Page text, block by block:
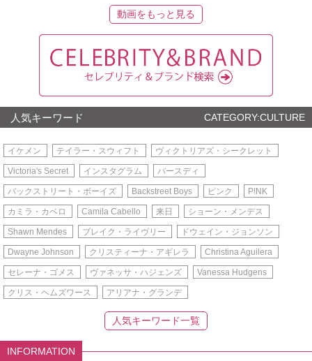
動画をもっと見る
人気キーワード CATEGORY:CULTURE
イケメン テイラー・スウィフト ヴィクトリアズ・シークレット
Victoria's Secret インスタグラム バースディ
バックストリート・ボーイズ Backstreet Boys ピンク P!NK
カミラ・カベロ Camila Cabello 来日 ショーン・メンデス
Shawn Mendes ブレイク・ライヴリー ドウェイン・ジョンソン
Dwayne Johnson クリスティーナ・アギレラ Christina Aguilera
セレーナ・ゴメス ヴァネッサ・ハジェンズ Vanessa Hudgens
クリス・ヘムズワース アリアナ・グランデ
人気キーワード一覧
INFORMATION